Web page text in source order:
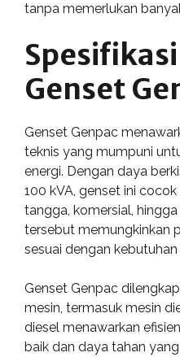
tanpa memerlukan
Genset
Genset Genpac
teknis yang mumpuni
energi. Dengan daya
100 kVA, genset ini
tangga, komersial,
tersebut memungkinkan
sesuai dengan
Genset Genpac
mesin, termasuk mesin
diesel menawarkan
baik dan daya tahan